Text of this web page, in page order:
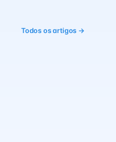
Todos os artigos →